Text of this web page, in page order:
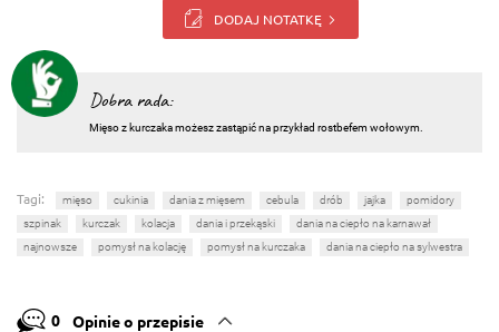
DODAJ NOTATKĘ
Dobra rada:
Mięso z kurczaka możesz zastąpić na przykład rostbefem wołowym.
Tagi: mięso cukinia dania z mięsem cebula drób jajka
pomidory
szpinak
kurczak kolacja dania i przekąski
dania na ciepło na karnawał
najnowsze
pomysł na kolację pomysł na kurczaka dania na ciepło na sylwestra
0 Opinie o przepisie